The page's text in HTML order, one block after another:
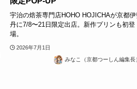
宇治の焙茶専門店HOHO HOJICHAが京都
丹に7/8〜21日限定出店。新作プリンも初登
場。
2026年7月1日
みなこ（京都つーしん編集長